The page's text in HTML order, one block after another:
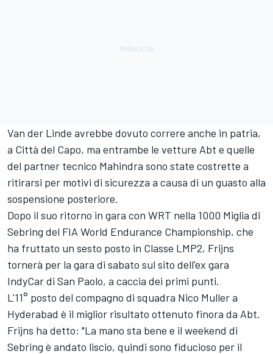
Van der Linde avrebbe dovuto correre anche in patria,
a Città del Capo, ma entrambe le vetture Abt e quelle
del partner tecnico Mahindra sono state costrette a
ritirarsi per motivi di sicurezza a causa di un guasto alla
sospensione posteriore.
Dopo il suo ritorno in gara con WRT nella 1000 Miglia di
Sebring del FIA World Endurance Championship, che
ha fruttato un sesto posto in Classe LMP2, Frijns
tornerà per la gara di sabato sul sito dell'ex gara
IndyCar di San Paolo, a caccia dei primi punti.
L'11° posto del compagno di squadra Nico Muller a
Hyderabad è il miglior risultato ottenuto finora da Abt.
Frijns ha detto: "La mano sta bene e il weekend di
Sebring è andato liscio, quindi sono fiducioso per il